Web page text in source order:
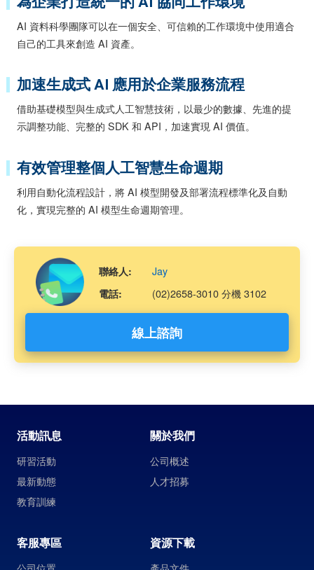
AI 資料科學團隊可以在一個安全、可信賴的工作環境中使用適合
自己的工具來創造 AI 資產。
加速生成式 AI 應用於企業服務流程
借助基礎模型與生成式人工智慧技術，以最少的數據、先進的提
示調整功能、完整的 SDK 和 API，加速實現 AI 價值。
有效管理整個人工智慧生命週期
利用自動化流程設計，將 AI 模型開發及部署流程標準化及自動
化，實現完整的 AI 模型生命週期管理。
聯絡人: Jay
電話: (02)2658-3010 分機 3102
線上諮詢
活動訊息
研習活動
最新動態
教育訓練
關於我們
公司概述
人才招募
客服專區 資源下載